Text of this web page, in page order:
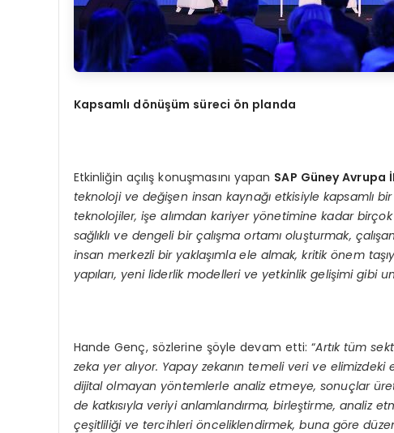
Kapsamlı dönüşüm süreci ön planda
Etkinliğin açılış konuşmasını yapan SAP Güney Avrupa
teknoloji ve değişen insan kaynağı etkisiyle kapsamlı
teknolojiler, işe alımdan kariyer yönetimine kadar
sağlıklı ve dengeli bir çalışma ortamı oluşturmak,
insan merkezli bir yaklaşımla ele almak, kritik önem
yapıları, yeni liderlik modelleri ve yetkinlik gelişimi gibi
Hande Genç, sözlerine şöyle devam etti: “Artık tüm
zeka yer alıyor. Yapay zekanın temeli veri ve
dijital olmayan yöntemlerle analiz etmeye, sonuçlar
de katkısıyla veriyi anlamlandırma, birleştirme, analiz
çeşitliliği ve tercihleri önceliklendirmek, buna göre